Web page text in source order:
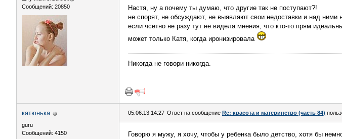
Сообщений: 20850
Настя, ну а почему ты думаю, что другие так не поступают?!
не спорят, не обсуждают, не выявляют свои недоставки и над ними
если чсетно не разу тут не видела мнения, что кто-то прям
может только Катя, когда иронизировала
Никогда не говори никогда.
катюнька
guru
Сообщений: 4150
05.06.13 14:27 Ответ на сообщение Re: красота и материнство (часть 84)
Говорю я мужу, я хочу, чтобы у ребенка было детство, хотя бы